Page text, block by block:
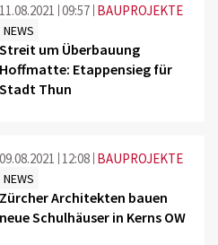
11.08.2021 09:57 BAUPROJEKTE
NEWS
Streit um Überbauung
Hoffmatte: Etappensieg für
Stadt Thun
09.08.2021 12:08 BAUPROJEKTE
NEWS
Zürcher Architekten bauen
neue Schulhäuser in Kerns OW